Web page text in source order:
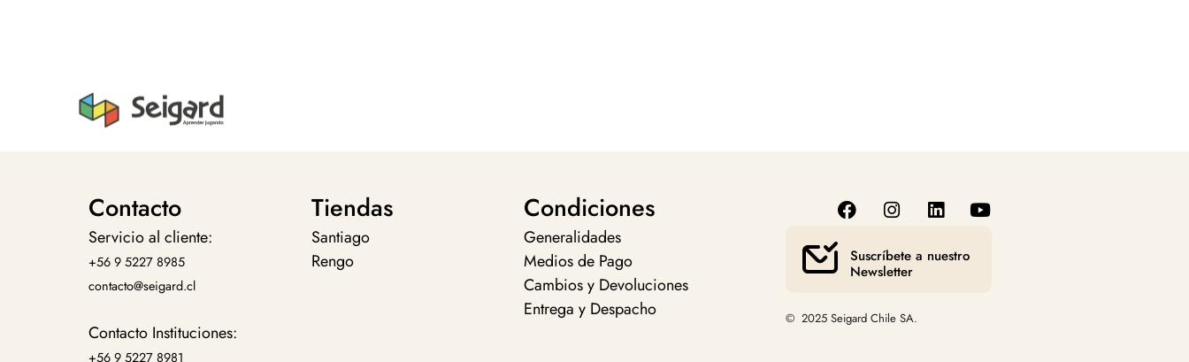
Contacto
Servicio al cliente:
+56 9 5227 8985
contacto@seigard.cl
Contacto Instituciones:
+56 9 5227 8981
Tiendas
Santiago
Rengo
Condiciones
Generalidades
Medios de Pago
Cambios y Devoluciones
Entrega y Despacho
Suscríbete a nuestro
Newsletter
© 2025 Seigard Chile SA.